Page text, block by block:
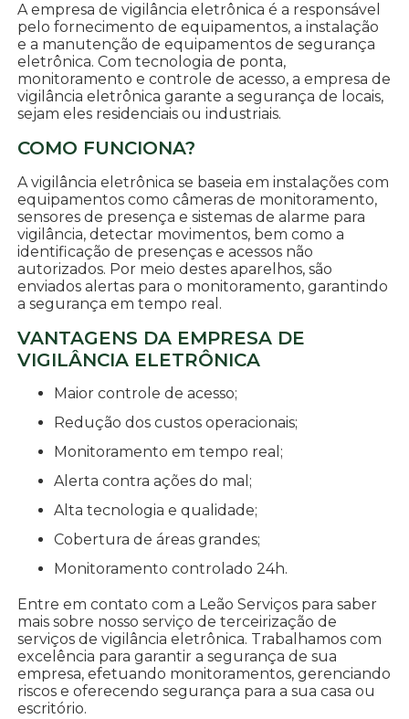
A empresa de vigilância eletrônica é a responsável
pelo fornecimento de equipamentos, a instalação
e a manutenção de equipamentos de segurança
eletrônica. Com tecnologia de ponta,
monitoramento e controle de acesso, a empresa de
vigilância eletrônica garante a segurança de locais,
sejam eles residenciais ou industriais.
COMO FUNCIONA?
A vigilância eletrônica se baseia em instalações com
equipamentos como câmeras de monitoramento,
sensores de presença e sistemas de alarme para
vigilância, detectar movimentos, bem como a
identificação de presenças e acessos não
autorizados. Por meio destes aparelhos, são
enviados alertas para o monitoramento, garantindo
a segurança em tempo real.
VANTAGENS DA EMPRESA DE
VIGILÂNCIA ELETRÔNICA
Maior controle de acesso;
Redução dos custos operacionais;
Monitoramento em tempo real;
Alerta contra ações do mal;
Alta tecnologia e qualidade;
Cobertura de áreas grandes;
Monitoramento controlado 24h.
Entre em contato com a Leão Serviços para saber
mais sobre nosso serviço de terceirização de
serviços de vigilância eletrônica. Trabalhamos com
excelência para garantir a segurança de sua
empresa, efetuando monitoramentos, gerenciando
riscos e oferecendo segurança para a sua casa ou
escritório.